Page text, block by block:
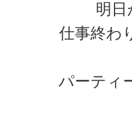
明日
仕事終わ
パーティ